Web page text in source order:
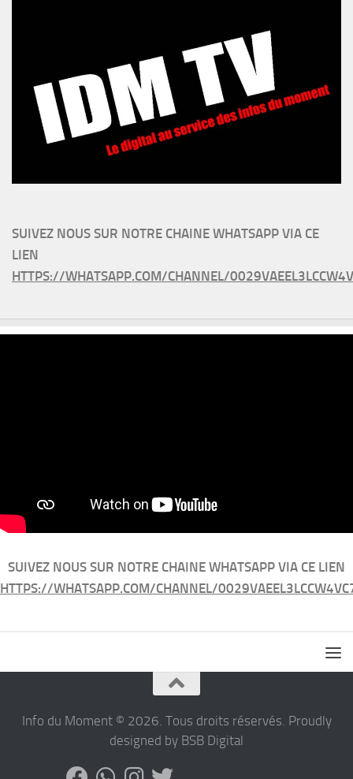
SUIVEZ NOUS SUR NOTRE CHAINE WHATSAPP VIA CE
LIEN
HTTPS://WHATSAPP.COM/CHANNEL/
SUIVEZ NOUS SUR NOTRE CHAINE WHATSAPP VIA CE LIEN
HTTPS://WHATSAPP.COM/CHANNEL/
Info du Moment © 2026. Tous droits réservés. Proudly
designed by BSB Digital